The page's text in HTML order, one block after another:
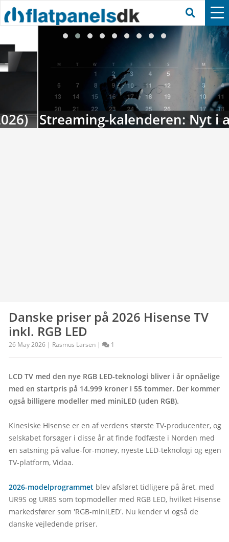
Streaming-kalenderen: Nyt i august
Danske priser på 2026 Hisense TV
inkl. RGB LED
26 May 2026 | Rasmus Larsen | 1
LCD TV med den nye RGB LED-teknologi bliver i år opnåelige
med en startpris på 14.999 kroner i 55 tommer. Der kommer
også billigere modeller med miniLED (uden RGB).
Kinesiske Hisense er en af verdens største TV-producenter, og
selskabet forsøger i disse år at finde fodfæste i Norden med
en satsning på value-for-money, nyeste LED-teknologi og egen
TV-platform, Vidaa.
2026-modelprogrammet blev afsløret tidligere på året, med
UR9S og UR8S som topmodeller med RGB LED, hvilket Hisense
markedsfører som 'RGB-miniLED'. Nu kender vi også de
danske vejledende priser.